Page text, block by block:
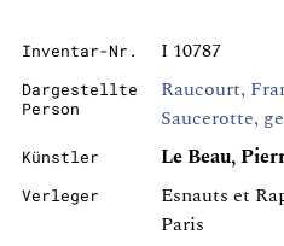
Inventar-Nr. I 10787
Dargestellte
Person
Raucourt,
Saucerotte,
Künstler Le Beau,
Verleger
Esnauts et
Paris